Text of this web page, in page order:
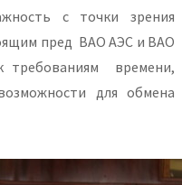
с точки зрения
пред ВАО АЭС и ВАО
времени,
для обмена